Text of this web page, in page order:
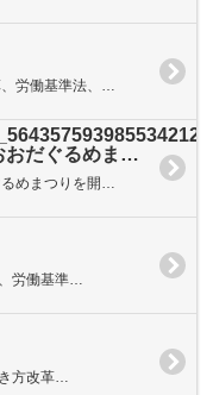
労働基準法、…
コロナに負けるな！おおだぐるめまつりを開催！
るめまつりを開…
労働基準…
方改革…